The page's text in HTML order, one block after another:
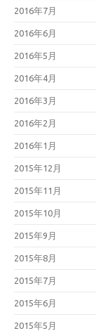
2016年7月
2016年6月
2016年5月
2016年4月
2016年3月
2016年2月
2016年1月
2015年12月
2015年11月
2015年10月
2015年9月
2015年8月
2015年7月
2015年6月
2015年5月